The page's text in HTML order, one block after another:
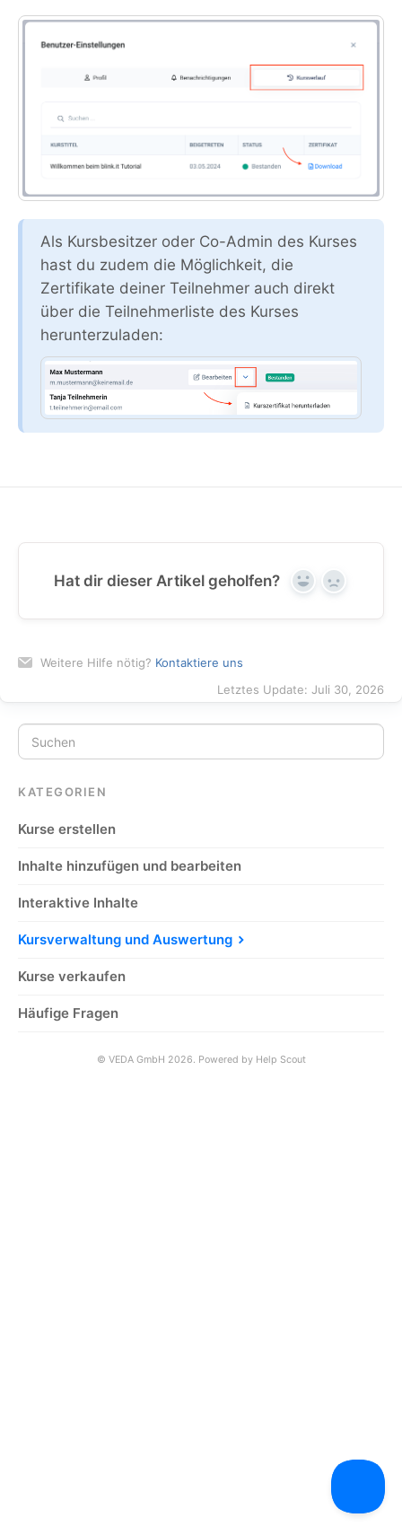
Als Kursbesitzer oder Co-Admin des Kurses
hast du zudem die Möglichkeit, die
Zertifikate deiner Teilnehmer auch direkt
über die Teilnehmerliste des Kurses
herunterzuladen:
Hat dir dieser Artikel geholfen? Yes No
Weitere Hilfe nötig? Kontaktiere uns
Letztes Update: Juli 30, 2026
KATEGORIEN
Kurse erstellen
Inhalte hinzufügen und bearbeiten
Interaktive Inhalte
Kursverwaltung und Auswertung
Kurse verkaufen
Häufige Fragen
© VEDA GmbH 2026. Powered by Help Scout